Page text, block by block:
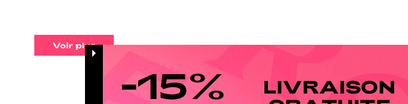
Voir plus